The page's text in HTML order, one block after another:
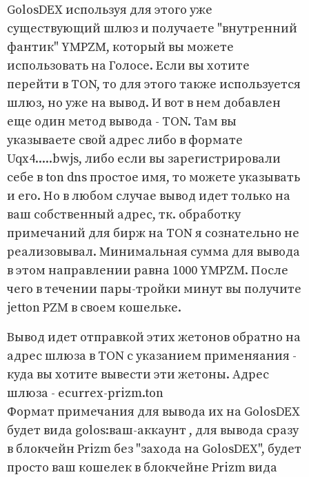
GolosDEX используя для этого уже
существующий шлюз и получаете "внутренний
фантик" YMPZM, который вы можете
использовать на Голосе. Если вы хотите
перейти в TON, то для этого также используется
шлюз, но уже на вывод. И вот в нем добавлен
еще один метод вывода - TON. Там вы
указываете свой адрес либо в формате
Uqx4.....bwjs, либо если вы зарегистрировали
себе в ton dns простое имя, то можете указывать
и его. Но в любом случае вывод идет только на
ваш собственный адрес, тк. обработку
примечаний для бирж на TON я сознательно не
реализовывал. Минимальная сумма для вывода
в этом направлении равна 1000 YMPZM. После
чего в течении пары-тройки минут вы получите
jetton PZM в своем кошельке.
Вывод идет отправкой этих жетонов обратно на
адрес шлюза в TON с указанием применяания -
куда вы хотите вывести эти жетоны. Адрес
шлюза - ecurrex-prizm.ton
Формат примечания для вывода их на GolosDEX
будет вида golos:ваш-аккаунт , для вывода сразу
в блокчейн Prizm без "захода на GolosDEX", будет
просто ваш кошелек в блокчейне Prizm вида